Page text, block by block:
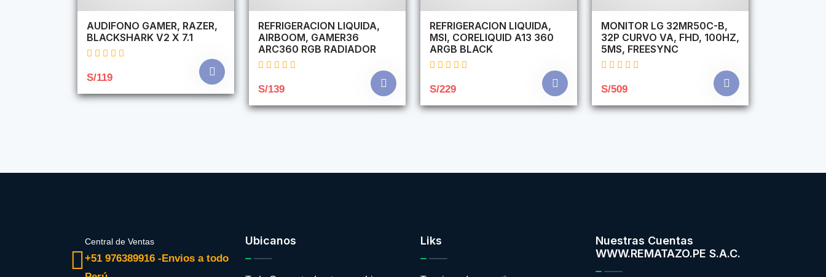
AUDIFONO GAMER, RAZER,
BLACKSHARK V2 X 7.1
S/119
REFRIGERACION LIQUIDA,
AIRBOOM, GAMER36
ARC360 RGB RADIADOR
S/139
REFRIGERACION LIQUIDA,
MSI, CORELIQUID A13 360
ARGB BLACK
S/229
MONITOR LG 32MR50C-B,
32P CURVO VA, FHD, 100HZ,
5MS, FREESYNC
S/509
Central de Ventas
+51 976389916 -Envios a todo
Ubicanos Liks
Nuestras Cuentas
WWW.REMATAZO.PE S.A.C.